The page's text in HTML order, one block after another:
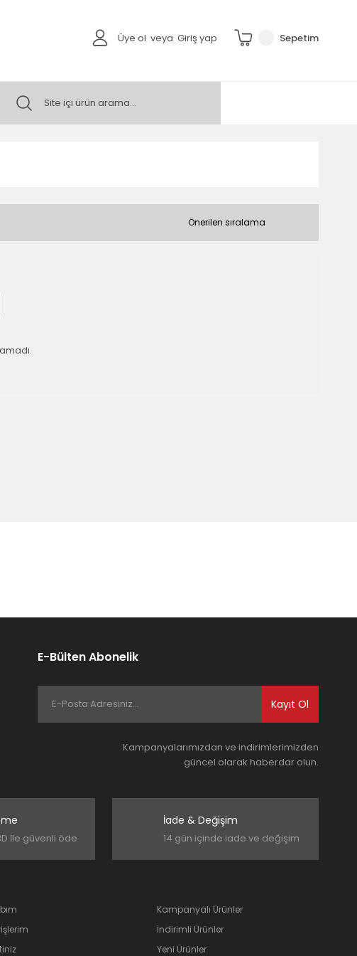
Üye ol veya Giriş yap Sepetim
E-Bülten Abonelik
Kayıt Ol
Kampanyalarımızdan ve indirimlerimizden
güncel olarak haberdar olun.
İle güvenli öde
İade & Değişim
14 gün içinde iade ve değişim
Kampanyalı Ürünler
İndirimli Ürünler
Yeni Ürünler